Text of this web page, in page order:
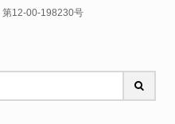
第12-00-198230号